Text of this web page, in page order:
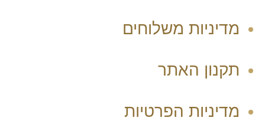
מדיניות משלוחים
תקנון האתר
מדיניות הפרטיות